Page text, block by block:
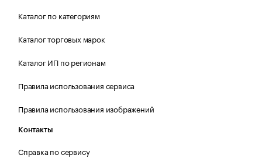
Каталог по категориям
Каталог торговых марок
Каталог ИП по регионам
Правила использования сервиса
Правила использования изображений
Контакты
Справка по сервису